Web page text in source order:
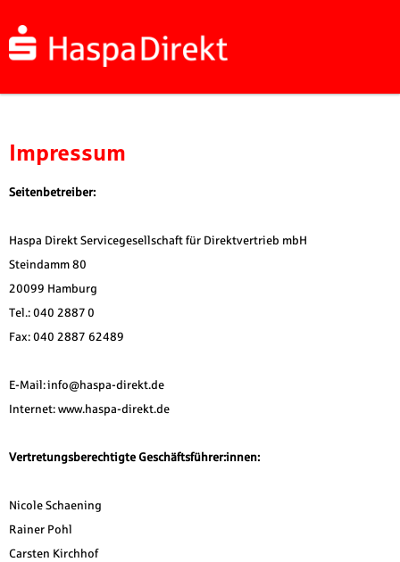
Impressum
Seitenbetreiber:
Haspa Direkt Servicegesellschaft für Direktvertrieb mbH
Steindamm 80
20099 Hamburg
Tel.: 040 2887 0
Fax: 040 2887 62489
E-Mail: info@haspa-direkt.de
Internet: www.haspa-direkt.de
Vertretungsberechtigte Geschäftsführer:innen:
Nicole Schaening
Rainer Pohl
Carsten Kirchhof